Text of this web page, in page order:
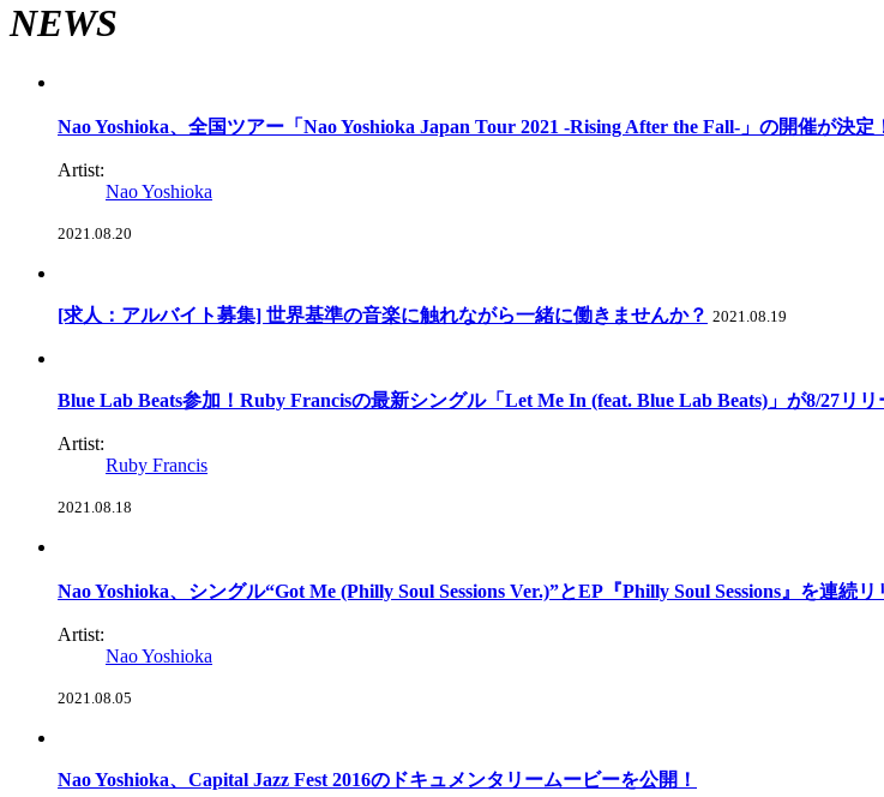
NEWS
Nao Yoshioka、全国ツアー「Nao Yoshioka Japan Tour 2021 -Rising After the Fall-」の開催が決定
Artist:
Nao Yoshioka
2021.08.20
[求人：アルバイト募集] 世界基準の音楽に触れながら一緒に働きませんか？ 2021.08.19
Blue Lab Beats参加！Ruby Francisの最新シングル「Let Me In (feat. Blue Lab Beats)」が8/27リリ
Artist:
Ruby Francis
2021.08.18
Nao Yoshioka、シングル“Got Me (Philly Soul Sessions Ver.)”とEP『Philly Soul Sessions』を連続
Artist:
Nao Yoshioka
2021.08.05
Nao Yoshioka、Capital Jazz Fest 2016のドキュメンタリームービーを公開！